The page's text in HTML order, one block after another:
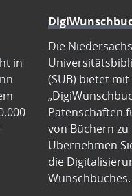
in
Die
(SUB) bietet
Patenschaften
von Büchern
Übernehmen
die
Wunschbuches.